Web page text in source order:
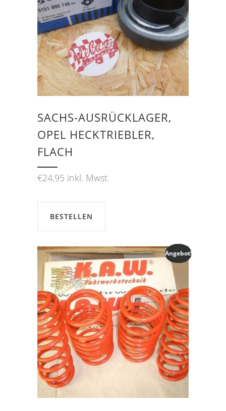
SACHS-AUSRÜCKLAGER,
OPEL HECKTRIEBLER,
FLACH
€24,95 inkl. Mwst.
BESTELLEN
Angebot!